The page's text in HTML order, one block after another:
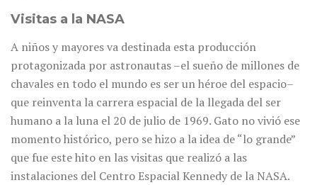
Visitas a la NASA
A niños y mayores va destinada esta producción
protagonizada por astronautas –el sueño de millones de
chavales en todo el mundo es ser un héroe del espacio–
que reinventa la carrera espacial de la llegada del ser
humano a la luna el 20 de julio de 1969. Gato no vivió ese
momento histórico, pero se hizo a la idea de “lo grande”
que fue este hito en las visitas que realizó a las
instalaciones del Centro Espacial Kennedy de la NASA.